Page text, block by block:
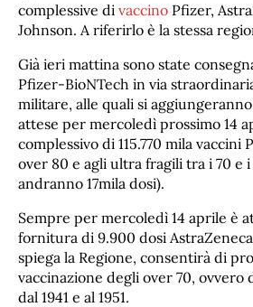
complessive di vaccino Pfizer,
Johnson. A riferirlo è la stessa
Già ieri mattina sono state
Pfizer-BioNTech in via
militare, alle quali si aggiungeranno
attese per mercoledì prossimo 14
complessivo di 115.770 mila vaccini
over 80 e agli ultra fragili tra i 70 e i
andranno 17mila dosi).
Sempre per mercoledì 14 aprile è
fornitura di 9.900 dosi
spiega la Regione, consentirà di
vaccinazione degli over 70, ovvero
dal 1941 e al 1951.